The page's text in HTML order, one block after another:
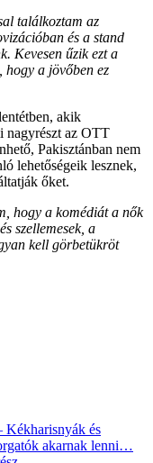
találkoztam az
és a stand
Kevesen űzik ezt a
hogy a jövőben ez
akik
nagyrészt az OTT
Pakisztánban nem
lehetőségeik lesznek,
őket.
hogy a komédiát a nők
szellemesek, a
kell görbetükröt
Kékharisnyák és
akarnak lenni…